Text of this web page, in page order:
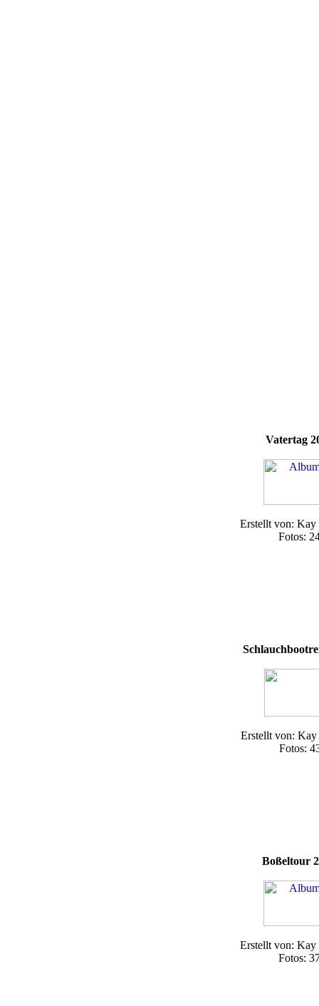
Vatertag
Erstellt von: Kay
Fotos:
Erstellt von: Kay
Fotos:
Boßeltour
Erstellt von: Kay
Fotos: